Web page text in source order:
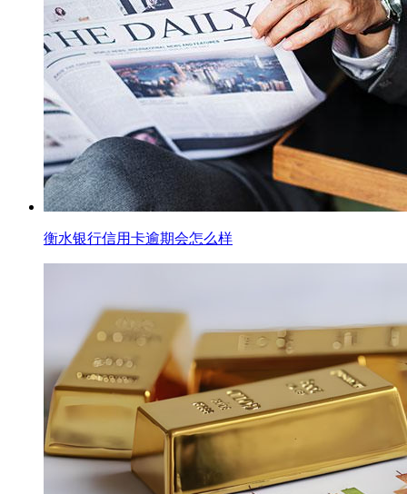
衡水银行信用卡逾期会怎么样